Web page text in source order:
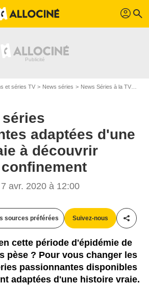
profil search
et séries TV News séries News Séries à la TV
adaptées d'une
à découvrir
avr. 2020 à 12:00
sources préférées Suivez-nous
cette période d'épidémie de
pèse ? Pour vous changer les
passionnantes disponibles
adaptées d'une histoire vraie.